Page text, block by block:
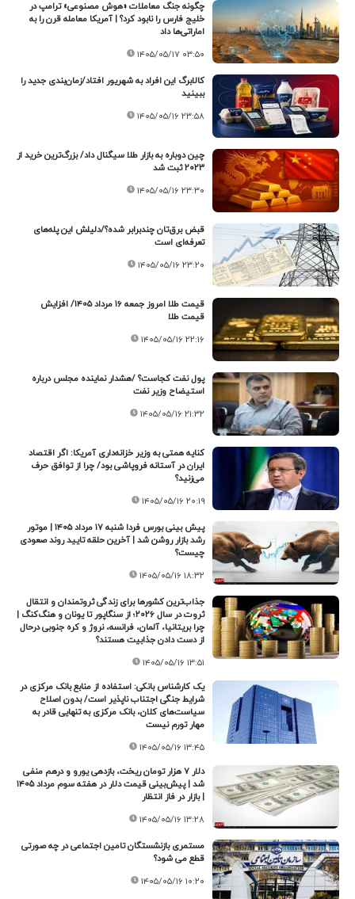
چگونه جنگ معاملات «هوش مصنوعی» ترامپ در
خلیج فارس را نابود کرد؟ | آمریکا معامله قرن را به
اماراتی‌ها داد
۱۴۰۵/۰۵/۱۷ ۰۳:۵۰
کالابرگ این افراد به شهریور افتاد/زمان‌بندی جدید را
ببینید
۱۴۰۵/۰۵/۱۶ ۲۳:۵۸
چین دوباره به بازار طلا سیگنال داد/ بزرگ‌ترین خرید از
۲۰۲۳ ثبت شد
۱۴۰۵/۰۵/۱۶ ۲۳:۳۰
قبض برق‌تان چندبرابر شده؟/دلیلش این پله‌های
تعرفه‌ای است
۱۴۰۵/۰۵/۱۶ ۲۳:۲۰
قیمت طلا امروز جمعه ۱۶ مرداد ۱۴۰۵/ افزایش
قیمت طلا
۱۴۰۵/۰۵/۱۶ ۲۲:۱۶
پول نفت کجاست؟ /هشدار نماینده مجلس درباره
استیضاح وزیر نفت
۱۴۰۵/۰۵/۱۶ ۲۱:۳۲
کنایه همتی به وزیر خزانه‌داری آمریکا: اگر اقتصاد
ایران در آستانه فروپاشی بود/ چرا از توافق حرف
می‌زنید؟
۱۴۰۵/۰۵/۱۶ ۲۰:۱۹
پیش بینی بورس فردا شنبه ۱۷ مرداد ۱۴۰۵ | موتور
رشد بازار روشن شد | آخرین حلقه تایید روند صعودی
چیست؟
۱۴۰۵/۰۵/۱۶ ۱۸:۳۲
جذاب‌ترین کشورها برای زندگی ثروتمندان و انتقال
ثروت در سال ۲۰۲۶؛ از سنگاپور تا یونان و هنگ‌کنگ |
چرا بریتانیا، آلمان، فرانسه، نروژ و کره جنوبی درحال
از دست دادن جذابیت هستند؟
۱۴۰۵/۰۵/۱۶ ۱۳:۵۱
یک کارشناس بانکی: استفاده از منابع بانک مرکزی در
شرایط جنگی اجتناب ناپذیر است/ بدون اصلاح
سیاست‌های کلان، بانک مرکزی به تنهایی قادر به
مهار تورم نیست
۱۴۰۵/۰۵/۱۶ ۱۳:۴۵
دلار ۷ هزار تومان ریخت، بازدهی یورو و درهم منفی
شد | پیش‌بینی قیمت دلار در هفته سوم مرداد ۱۴۰۵
| بازار در فاز انتظار
۱۴۰۵/۰۵/۱۶ ۱۳:۲۸
مستمری بازنشستگان تامین اجتماعی در چه صورتی
قطع می شود؟
۱۴۰۵/۰۵/۱۶ ۱۰:۲۰